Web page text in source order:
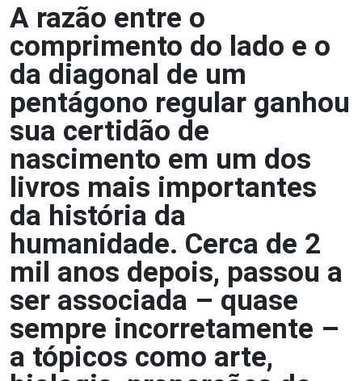
A razão entre o
comprimento do lado e o
da diagonal de um
pentágono regular ganhou
sua certidão de
nascimento em um dos
livros mais importantes
da história da
humanidade. Cerca de 2
mil anos depois, passou a
ser associada – quase
sempre incorretamente –
a tópicos como arte,